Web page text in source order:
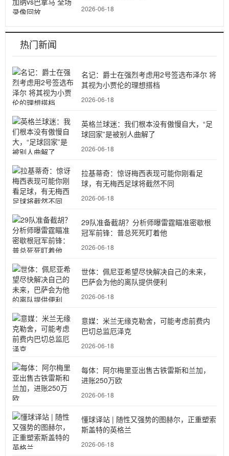
2026-06-18
热门新闻
名记：爵士在强烈考虑用2号签选布泽尔 将
其视为小贾伦的理想搭档
2026-06-18
英格兰球迷：我们根本没有傲慢自大，“足
球回家”是被别人曲解了
2026-06-18
拉基蒂奇：惊讶梅西表现可能你刚看足
球，有无梅西足球将截然不同
2026-06-18
29队准备截胡？分析师曝雷霆瞄准密歇根
冠军前锋：普总死死盯着他
2026-06-18
世体：佩尼亚希望尽快解决自己的未来，
巴萨会为他的离队提供便利
2026-06-18
意媒：米兰无缘克勒舍，可能考虑前费内
巴切总监厄泽克
2026-06-18
每体：阿尔梅里亚出售古铁雷斯和兰加，
进账250万欧
2026-06-18
懂球译站 | 随性又强势的图赫尔，正重塑索
斯盖特的英格兰
2026-06-18